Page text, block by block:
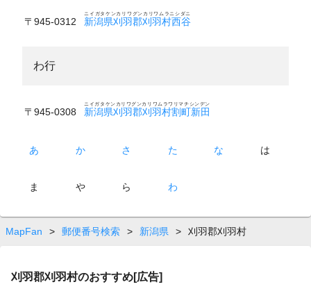
〒945-0312 新潟県刈羽郡刈羽村西谷
ニイガタケンカリワグンカリワムラニシダニ
わ行
〒945-0308 新潟県刈羽郡刈羽村割町新田
ニイガタケンカリワグンカリワムラワリマチシンデン
あ か さ た な は
ま や ら わ
MapFan > 郵便番号検索 > 新潟県 > 刈羽郡刈羽村
刈羽郡刈羽村のおすすめ[広告]